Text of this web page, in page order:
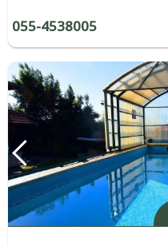
055-4538005